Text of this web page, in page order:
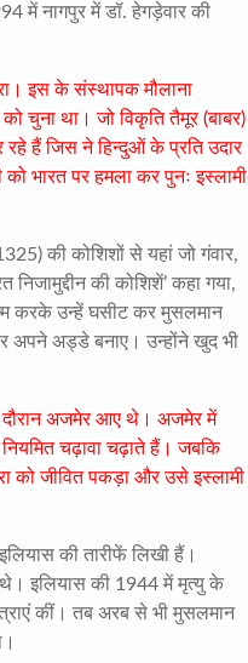
में नागपुर में डॉ. हेगड़ेवार की
इस के संस्थापक मौलाना
चुना था। जो विकृति तैमूर (बाबर)
रहे हैं जिस ने हिन्दुओं के प्रति उदार
भारत पर हमला कर पुनः इस्लामी
की कोशिशों से यहां जो गंवार,
की कोशिशें’ कहा गया,
करके उन्हें घसीट कर मुसलमान
अपने अड्डे बनाए। उन्होंने खुद भी
दौरान अजमेर आए थे। अजमेर में
चढ़ावा चढ़ाते हैं। जबकि
को जीवित पकड़ा और उसे इस्लामी
की तारीफें लिखी हैं।
इलियास की 1944 में मृत्यु के
कीं। तब अरब से भी मुसलमान